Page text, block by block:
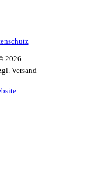
2026
Versand